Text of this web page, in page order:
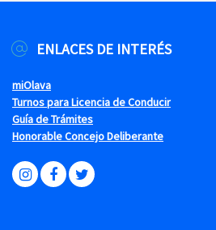
ENLACES DE INTERÉS
miOlava
Turnos para Licencia de Conducir
Guía de Trámites
Honorable Concejo Deliberante